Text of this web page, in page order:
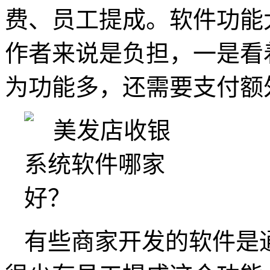
费、员工提成。软件功
作者来说是负担，一是
为功能多，还需要支付
有些商家开发的软件是